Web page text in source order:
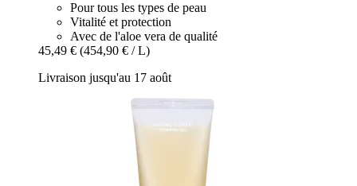
Pour tous les types de peau
Vitalité et protection
Avec de l'aloe vera de qualité
45,49 € (454,90 € / L)
Livraison jusqu'au 17 août